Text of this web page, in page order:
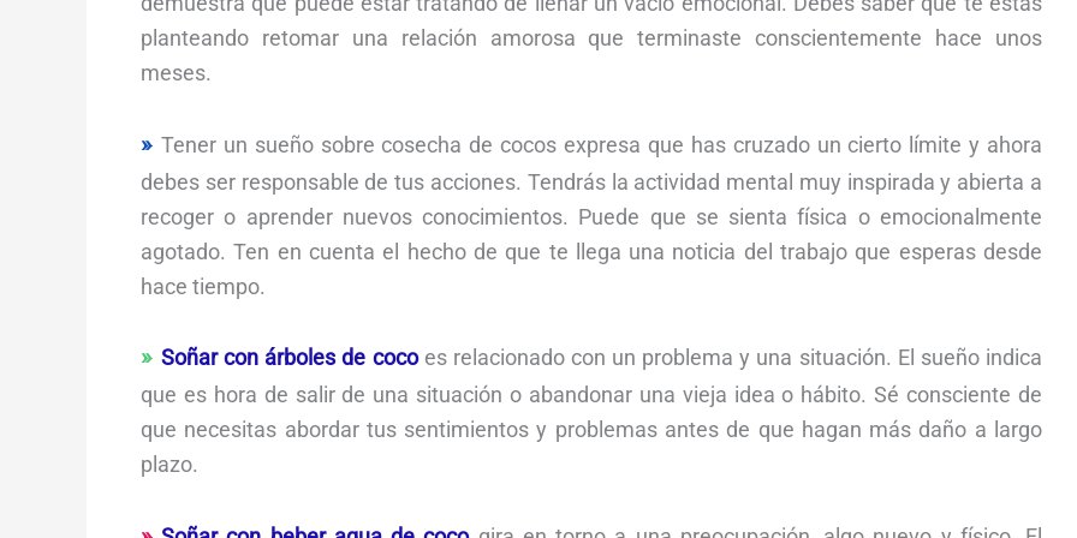
planteando retomar una relación amorosa que terminaste conscientemente hace unos
meses.
Tener un sueño sobre cosecha de cocos expresa que has cruzado un cierto límite y ahora
debes ser responsable de tus acciones. Tendrás la actividad mental muy inspirada y abierta a
recoger o aprender nuevos conocimientos. Puede que se sienta física o emocionalmente
agotado. Ten en cuenta el hecho de que te llega una noticia del trabajo que esperas desde
hace tiempo.
Soñar con árboles de cocoes relacionado con un problema y una situación. El sueño indica
que es hora de salir de una situación o abandonar una vieja idea o hábito. Sé consciente de
que necesitas abordar tus sentimientos y problemas antes de que hagan más daño a largo
plazo.